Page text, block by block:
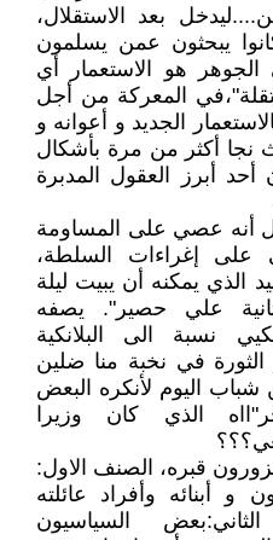
بعد الاستقلال،
يبحثون عمن يسلمون
الجوهر هو الاستعمار أي
المعركة من أجل
الجديد و أعوانه و
نجا أكثر من مرة بأشكال
أحد أبرز العقول المدبرة
أنه عصي على المساومة
إغراءات السلطة،
الذي يمكنه أن يبيت ليلة
علي حصير". يصفه
نسبة الى البلانكية
في نخبة منا ضلين
اليوم لأنكره البعض
الذي كان وزيرا
قبره، الصنف الاول:
و أبنائه وأفراد عائلته
السياسيون